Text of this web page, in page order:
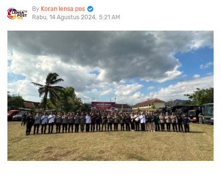
Koran lensa pos
Rabu, 14 Agustus 2024 5:21 AM